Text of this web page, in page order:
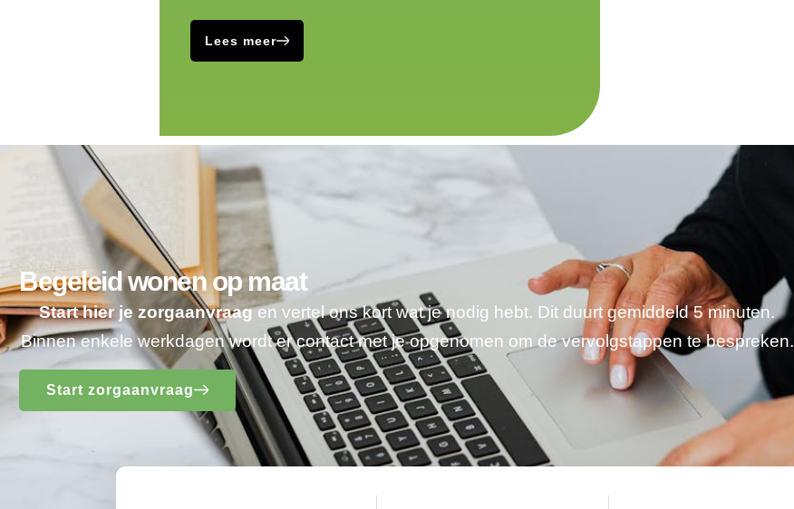
Lees meer
Begeleid wonen op maat
Start hier je zorgaanvraagen vertel ons kort wat je nodig hebt. Dit duurt gemiddeld 5 minuten.
Binnen enkele werkdagen wordt er contact met je opgenomen om de vervolgstappen te bespreken.
Start zorgaanvraag